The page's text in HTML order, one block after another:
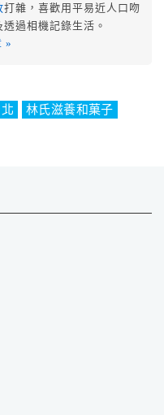
打雜，喜歡用平易近人口吻
過相機記錄生活。
»
林氏滋養和菓子